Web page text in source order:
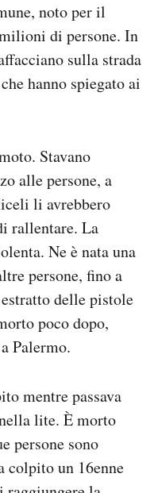
noto per il
di persone. In
sulla strada
hanno spiegato ai
Stavano
alle persone, a
li avrebbero
rallentare. La
Ne è nata una
persone, fino a
delle pistole
poco dopo,
Palermo.
mentre passava
lite. È morto
persone sono
colpito un 16enne